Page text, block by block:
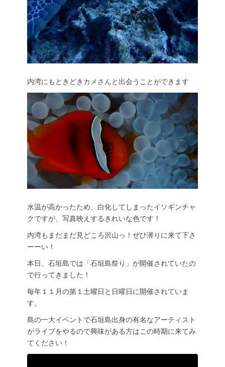
内湾にもときどきカメさんと出会うことができます
水温が高かったため、白化してしまったイソギンチャ
クですが、写真映えするきれいな色です！
内湾もまだまだ見どころ沢山っ！ぜひ潜りに来て下さ
ーーい！
本日、石垣島では「石垣島祭り」が開催されていたの
で行ってきました！
毎年１１月の第１土曜日と日曜日に開催されていま
す。
島の一大イベントで石垣島出身の有名なアーティスト
がライブをやるので興味がある方はこの時期に来てみ
てください！